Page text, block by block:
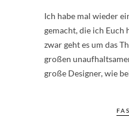
Ich habe mal wieder
gemacht, die ich
zwar geht es um das
großen
große Designer, wie